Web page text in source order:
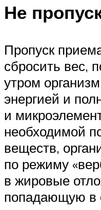
Не
Пропуск
сбросить вес,
утром
энергией и
и
необходимой
веществ,
по режиму
в жировые
попадающую в